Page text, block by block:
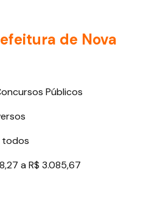
de Nova
Públicos
todos
a R$ 3.085,67